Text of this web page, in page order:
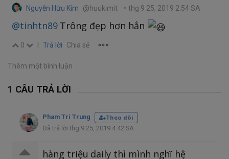
Nguyễn Hữu Kim @huukimit • thg 9 25, 2019 2:54 SA
@tinhtn89Trông đẹp hơn hẳn
0 Trả lời Chia sẻ
Thêm một bình luận
1 CÂU TRẢ LỜI
Pham Tri Trung
Theo dõi
Đã trả lời thg 9 25, 2019 4:42 SA
hàng triệu daily thì mình nghĩ hệ